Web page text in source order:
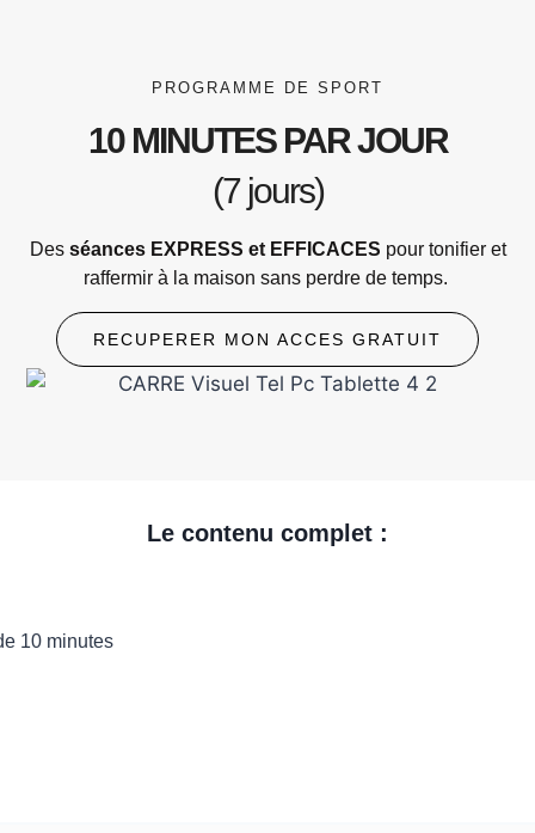
PROGRAMME DE SPORT
10 MINUTES PAR JOUR
(7 jours)
Des séances EXPRESS et EFFICACES pour tonifier et
raffermir à la maison sans perdre de temps.
RECUPERER MON ACCES GRATUIT
Le contenu complet :
10 minutes